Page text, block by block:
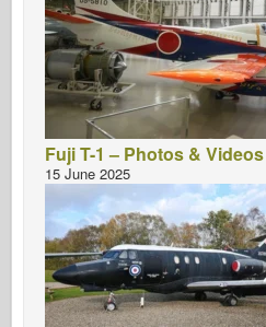
Fuji T-1 – Photos & Videos
15 June 2025